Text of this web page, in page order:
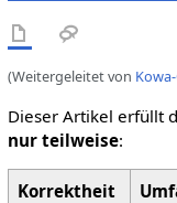
(Weitergeleitet von
Dieser Artikel erfüllt
nur teilweise: